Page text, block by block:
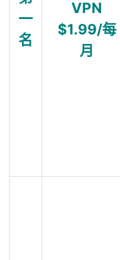
一
名
VPN
$1.99/每
月